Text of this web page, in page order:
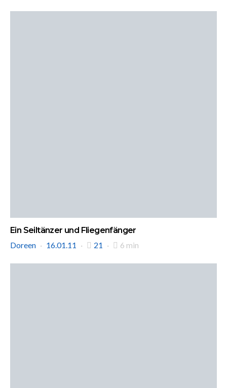
Ein Seiltänzer und Fliegenfänger
Doreen
16.01.11 21 6 min